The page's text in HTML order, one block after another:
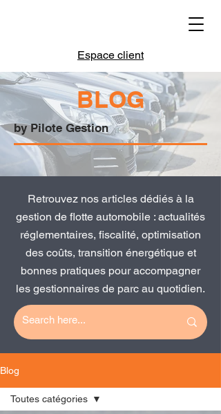
Espace client
BLOG
by Pilote Gestion
Retrouvez nos articles dédiés à la
gestion de flotte automobile : actualités
réglementaires, fiscalité, optimisation
des coûts, transition énergétique et
bonnes pratiques pour accompagner
les gestionnaires de parc au quotidien.
Blog
Toutes catégories